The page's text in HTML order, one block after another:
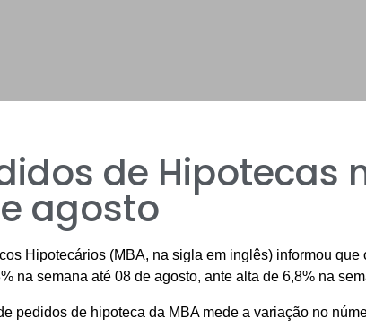
de Hipotecas
agosto
Hipotecários (MBA, na sigla em inglês) informou
na semana até 08 de agosto, ante alta de 6,8% na
pedidos de hipoteca da MBA mede a variação no